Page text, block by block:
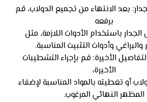
بعد الانتهاء من تجميع الدولاب، قم
برفعه
باستخدام الأدوات اللازمة، مثل
والبراغي وأدوات التثبيت المناسبة.
الأخيرة: قم بإجراء التشطيبات
الأخيرة،
أو تغطيته بالمواد المناسبة لإضفاء
المظهر النهائي المرغوب.